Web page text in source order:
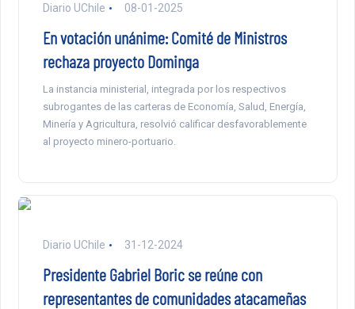
Diario UChile 08-01-2025
En votación unánime: Comité de Ministros
rechaza proyecto Dominga
La instancia ministerial, integrada por los respectivos
subrogantes de las carteras de Economía, Salud, Energía,
Minería y Agricultura, resolvió calificar desfavorablemente
al proyecto minero-portuario.
Diario UChile 31-12-2024
Presidente Gabriel Boric se reúne con
representantes de comunidades atacameñas